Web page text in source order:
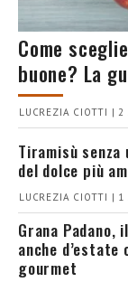
Come
buone? La
LUCREZIA CIOTTI | 2
Tiramisù
del dolce più
LUCREZIA CIOTTI | 1
Grana Padano,
anche
gourmet